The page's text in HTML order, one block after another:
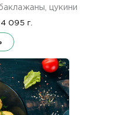
цукини
4 095 г.